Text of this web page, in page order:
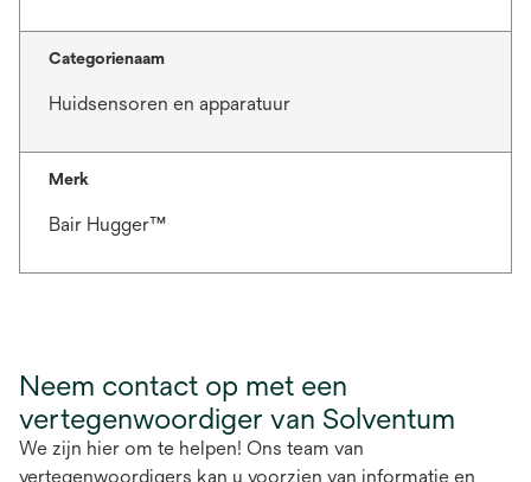
Categorienaam
Huidsensoren en apparatuur
Merk
Bair Hugger™
Neem contact op met een
vertegenwoordiger van Solventum
We zijn hier om te helpen! Ons team van
vertegenwoordigers kan u voorzien van informatie en